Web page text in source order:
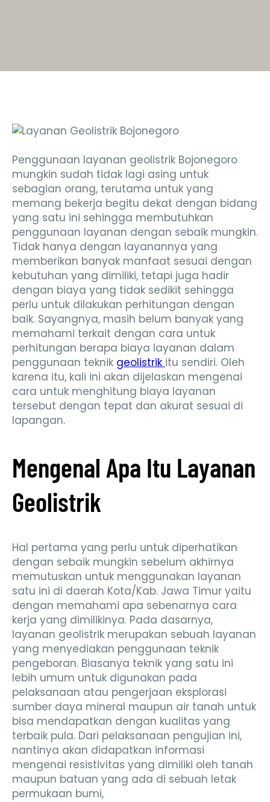
Penggunaan layanan geolistrik Bojonegoro
mungkin sudah tidak lagi asing untuk
sebagian orang, terutama untuk yang
memang bekerja begitu dekat dengan bidang
yang satu ini sehingga membutuhkan
penggunaan layanan dengan sebaik mungkin.
Tidak hanya dengan layanannya yang
memberikan banyak manfaat sesuai dengan
kebutuhan yang dimiliki, tetapi juga hadir
dengan biaya yang tidak sedikit sehingga
perlu untuk dilakukan perhitungan dengan
baik. Sayangnya, masih belum banyak yang
memahami terkait dengan cara untuk
perhitungan berapa biaya layanan dalam
penggunaan teknik geolistrik itu sendiri. Oleh
karena itu, kali ini akan dijelaskan mengenai
cara untuk menghitung biaya layanan
tersebut dengan tepat dan akurat sesuai di
lapangan.
Mengenal Apa Itu Layanan
Geolistrik
Hal pertama yang perlu untuk diperhatikan
dengan sebaik mungkin sebelum akhirnya
memutuskan untuk menggunakan layanan
satu ini di daerah Kota/Kab. Jawa Timur yaitu
dengan memahami apa sebenarnya cara
kerja yang dimilikinya. Pada dasarnya,
layanan geolistrik merupakan sebuah layanan
yang menyediakan penggunaan teknik
pengeboran. Biasanya teknik yang satu ini
lebih umum untuk digunakan pada
pelaksanaan atau pengerjaan eksplorasi
sumber daya mineral maupun air tanah untuk
bisa mendapatkan dengan kualitas yang
terbaik pula. Dari pelaksanaan pengujian ini,
nantinya akan didapatkan informasi
mengenai resistivitas yang dimiliki oleh tanah
maupun batuan yang ada di sebuah letak
permukaan bumi,